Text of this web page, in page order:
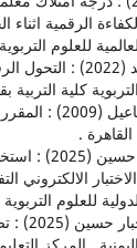
الرقمية اثناء
للعلوم التربوية
8. رجب , اسراء
كلية التربية بقنا , ع (50) ص
9. زاهر ,
.
10. سيد علي
للعلوم التربوية , مج
11.